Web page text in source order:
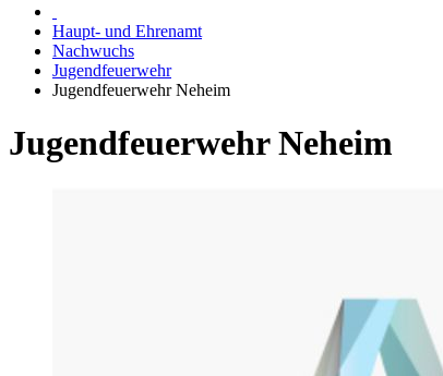
Haupt- und Ehrenamt
Nachwuchs
Jugendfeuerwehr
Jugendfeuerwehr Neheim
Jugendfeuerwehr Neheim